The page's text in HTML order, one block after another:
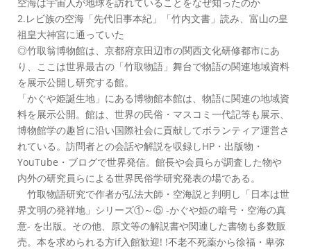
2.レビ族の空海「先代旧事本紀」「竹内文書」読み、富山の皇
祖皇大神宮に通っていた
◎竹取翁博物館は、京都府京田辺市の関西文化研修都市にあ
り、ここは世界最古の「竹取物語」舞台で物語の関連地域資料
を展示公開し研究する館。
「かぐや姫誕生地」にある博物館本館は、物語に関連の地域資
料を展示公開。館は、世界の民俗・マスコミ一代記等も展示、
博物館学の趣旨に沿い国際社会に貢献してボランティア運営さ
れている。訪問者との会話や解説を収録しHP・出版物・
YouTube・ブログで世界発信。館長や会員らが調査した物や
内外の研究員らによる世界民俗学研究発表の場である。
竹取物語研究で作者が弘法大師・空海説と判明し「日本は世
界文明の発祥地」シリーズ①～⑤ -かぐや姫の暗号・空海の真
意- を出版。その他、原文等の解説書や関連した書物も多数販
売。本を求められる方if入館歓迎! !不老不死薬から徐福・卑弥